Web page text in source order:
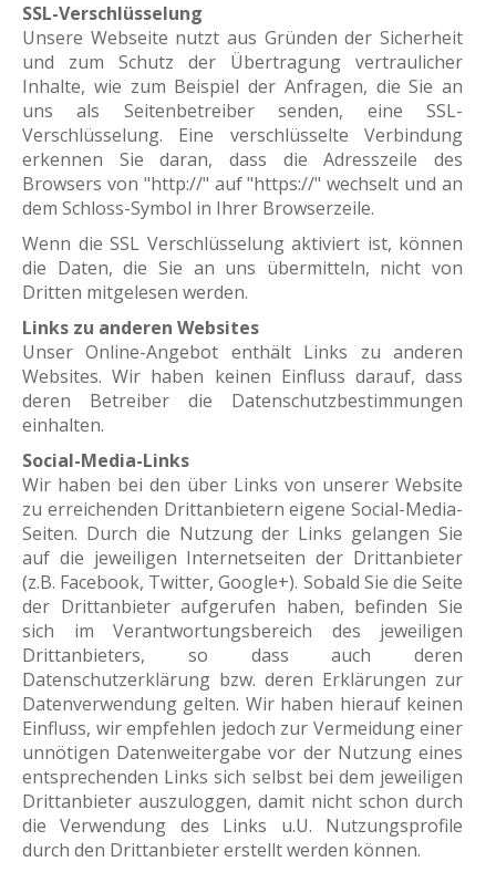
SSL-Verschlüsselung
Unsere Webseite nutzt aus Gründen der Sicherheit
und zum Schutz der Übertragung vertraulicher
Inhalte, wie zum Beispiel der Anfragen, die Sie an
uns als Seitenbetreiber senden, eine SSL-
Verschlüsselung. Eine verschlüsselte Verbindung
erkennen Sie daran, dass die Adresszeile des
Browsers von "http://" auf "https://" wechselt und an
dem Schloss-Symbol in Ihrer Browserzeile.
Wenn die SSL Verschlüsselung aktiviert ist, können
die Daten, die Sie an uns übermitteln, nicht von
Dritten mitgelesen werden.
Links zu anderen Websites
Unser Online-Angebot enthält Links zu anderen
Websites. Wir haben keinen Einfluss darauf, dass
deren Betreiber die Datenschutzbestimmungen
einhalten.
Social-Media-Links
Wir haben bei den über Links von unserer Website
zu erreichenden Drittanbietern eigene Social-Media-
Seiten. Durch die Nutzung der Links gelangen Sie
auf die jeweiligen Internetseiten der Drittanbieter
(z.B. Facebook, Twitter, Google+). Sobald Sie die Seite
der Drittanbieter aufgerufen haben, befinden Sie
sich im Verantwortungsbereich des jeweiligen
Drittanbieters, so dass auch deren
Datenschutzerklärung bzw. deren Erklärungen zur
Datenverwendung gelten. Wir haben hierauf keinen
Einfluss, wir empfehlen jedoch zur Vermeidung einer
unnötigen Datenweitergabe vor der Nutzung eines
entsprechenden Links sich selbst bei dem jeweiligen
Drittanbieter auszuloggen, damit nicht schon durch
die Verwendung des Links u.U. Nutzungsprofile
durch den Drittanbieter erstellt werden können.